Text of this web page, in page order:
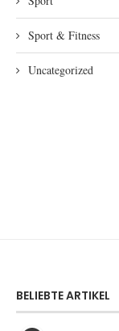
Sport & Fitness
Uncategorized
BELIEBTE ARTIKEL